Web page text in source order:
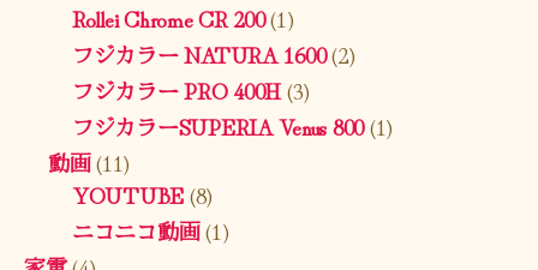
Rollei Chrome CR 200(1)
フジカラー NATURA 1600(2)
フジカラー PRO 400H(3)
フジカラーSUPERIA Venus 800(1)
動画(11)
YOUTUBE(8)
ニコニコ動画(1)